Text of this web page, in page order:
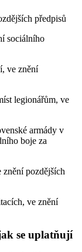
předpisů
sociálního
ve znění
legionářům, ve
armády v
boje za
pozdějších
ve znění
se uplatňují